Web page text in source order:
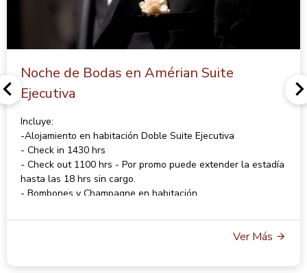
Noche de Bodas en Amérian Suite
Ejecutiva
Incluye:
-Alojamiento en habitación Doble Suite Ejecutiva
- Check in 1430 hrs
- Check out 1100 hrs - Por promo puede extender la estadía
hasta las 18 hrs sin cargo.
- Bombones y Champagne en habitación
- Wi Fi
CONSULTAR POR TARIFAS Y DISPONIBILIDAD A
Ver Más